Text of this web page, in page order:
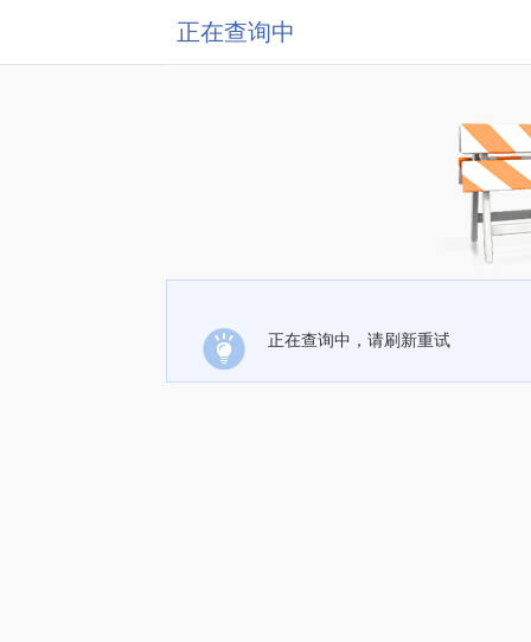
正在查询中
正在查询中，请刷新重试